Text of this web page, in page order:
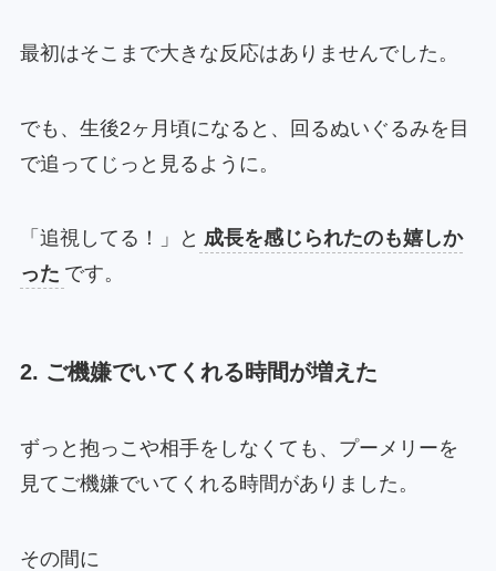
最初はそこまで大きな反応はありませんでした。
でも、生後2ヶ月頃になると、回るぬいぐるみを目
で追ってじっと見るように。
「追視してる！」と 成長を感じられたのも嬉しか
った です。
2. ご機嫌でいてくれる時間が増えた
ずっと抱っこや相手をしなくても、プーメリーを
見てご機嫌でいてくれる時間がありました。
その間に